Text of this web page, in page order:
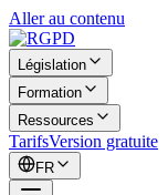
Aller au contenu
Législation
Formation
Ressources
TarifsVersion gratuite
FR